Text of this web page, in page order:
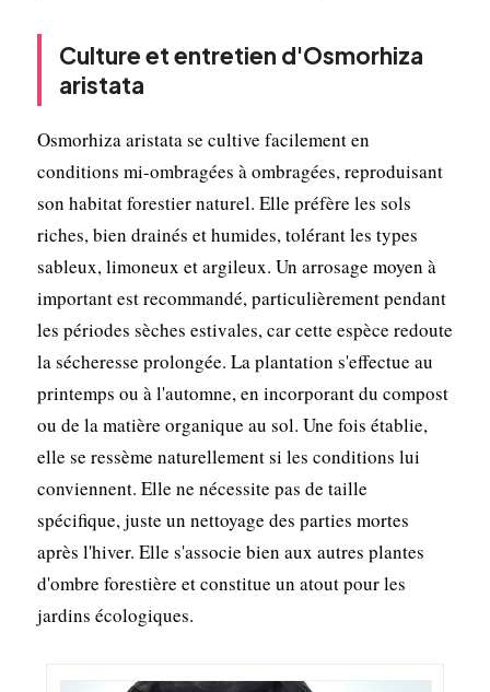
Culture et entretien d'Osmorhiza
aristata
Osmorhiza aristata se cultive facilement en
conditions mi-ombragées à ombragées, reproduisant
son habitat forestier naturel. Elle préfère les sols
riches, bien drainés et humides, tolérant les types
sableux, limoneux et argileux. Un arrosage moyen à
important est recommandé, particulièrement pendant
les périodes sèches estivales, car cette espèce redoute
la sécheresse prolongée. La plantation s'effectue au
printemps ou à l'automne, en incorporant du compost
ou de la matière organique au sol. Une fois établie,
elle se ressème naturellement si les conditions lui
conviennent. Elle ne nécessite pas de taille
spécifique, juste un nettoyage des parties mortes
après l'hiver. Elle s'associe bien aux autres plantes
d'ombre forestière et constitue un atout pour les
jardins écologiques.